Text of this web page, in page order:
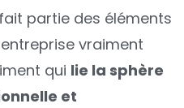
partie des éléments
vraiment
qui lie la sphère
et